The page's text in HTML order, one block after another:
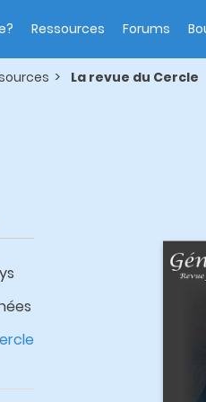
Ressources Forums
La revue du Cercle